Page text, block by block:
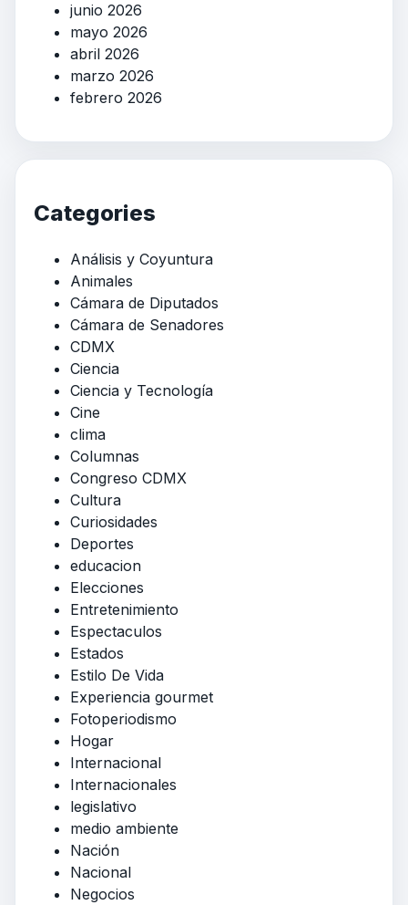
junio 2026
mayo 2026
abril 2026
marzo 2026
febrero 2026
Categories
Análisis y Coyuntura
Animales
Cámara de Diputados
Cámara de Senadores
CDMX
Ciencia
Ciencia y Tecnología
Cine
clima
Columnas
Congreso CDMX
Cultura
Curiosidades
Deportes
educacion
Elecciones
Entretenimiento
Espectaculos
Estados
Estilo De Vida
Experiencia gourmet
Fotoperiodismo
Hogar
Internacional
Internacionales
legislativo
medio ambiente
Nación
Nacional
Negocios